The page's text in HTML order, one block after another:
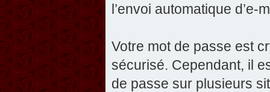
l’envoi automatique d’e-
Votre mot de passe est
sécurisé. Cependant, il
de passe sur plusieurs